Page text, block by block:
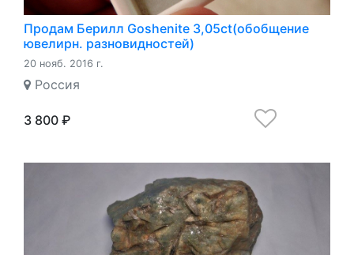
Продам Берилл Goshenite 3,05ct(обобщение
ювелирн. разновидностей)
20 нояб. 2016 г.
Россия
3 800 ₽